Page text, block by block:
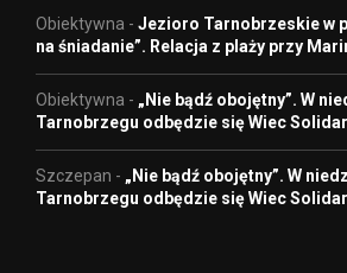
Obiektywna - Jezioro Tarnobrzeskie w
na śniadanie”. Relacja z plaży przy
Obiektywna - „Nie bądź obojętny”. W
Tarnobrzegu odbędzie się Wiec
Szczepan - „Nie bądź obojętny”. W
Tarnobrzegu odbędzie się Wiec